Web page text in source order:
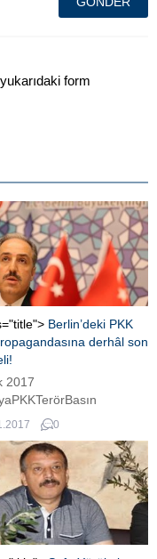
form
Berlin’deki PKK
derhâl son
2017
Bildirileri
Haklarını İnceleme
Başkanı AK Parti
Mustafa Yeneroğlu
Üniversitesi’nde
PKK terör
münasebetiyle bir
yaptı. “PKK terör
0